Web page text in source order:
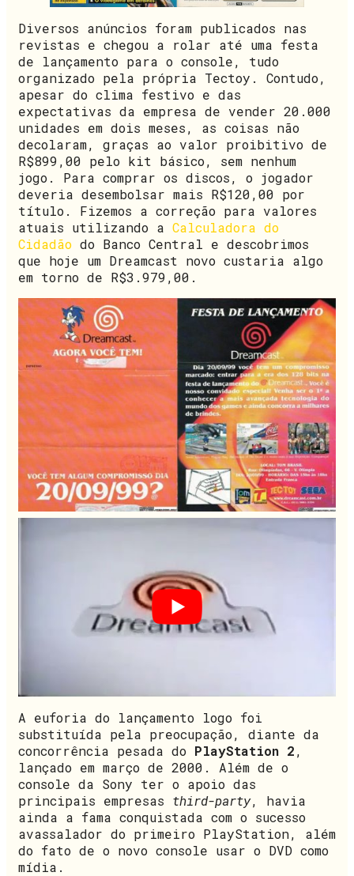
Diversos anúncios foram publicados nas
revistas e chegou a rolar até uma festa
de lançamento para o console, tudo
organizado pela própria Tectoy. Contudo,
apesar do clima festivo e das
expectativas da empresa de vender 20.000
unidades em dois meses, as coisas não
decolaram, graças ao valor proibitivo de
R$899,00 pelo kit básico, sem nenhum
jogo. Para comprar os discos, o jogador
deveria desembolsar mais R$120,00 por
título. Fizemos a correção para valores
atuais utilizando a Calculadora do
Cidadão do Banco Central e descobrimos
que hoje um Dreamcast novo custaria algo
em torno de R$3.979,00.
A euforia do lançamento logo foi
substituída pela preocupação, diante da
concorrência pesada do PlayStation 2,
lançado em março de 2000. Além de o
console da Sony ter o apoio das
principais empresas third-party, havia
ainda a fama conquistada com o sucesso
avassalador do primeiro PlayStation, além
do fato de o novo console usar o DVD como
mídia.